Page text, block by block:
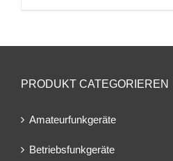
PRODUKT CATEGORIEREN
Amateurfunkgeräte
Betriebsfunkgeräte